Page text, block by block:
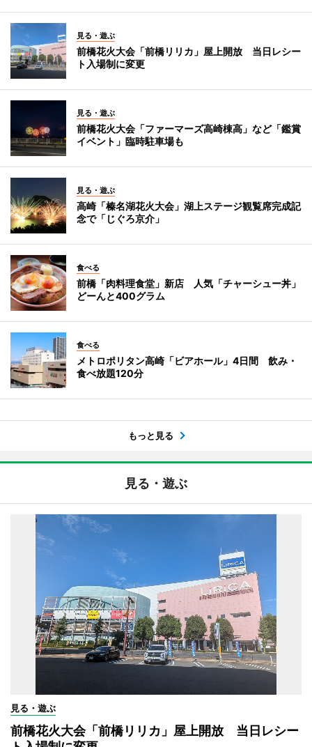
見る・遊ぶ
前橋花火大会「前橋リリカ」屋上開放 当日レシー
ト入場制に変更
見る・遊ぶ
前橋花火大会「ファーマーズ高崎棟高」など「鑑賞
イベント」臨時駐車場も
見る・遊ぶ
高崎「榛名湖花火大会」湖上ステージ観覧席完成記
念で「じぐろ京介」
食べる
前橋「肉料理食堂」新店 人気「チャーシュー丼」
どーんと400グラム
食べる
メトロポリタン高崎「ビアホール」4日間 飲み・
食べ放題120分
もっと見る
見る・遊ぶ
見る・遊ぶ
前橋花火大会「前橋リリカ」屋上開放 当日レシー